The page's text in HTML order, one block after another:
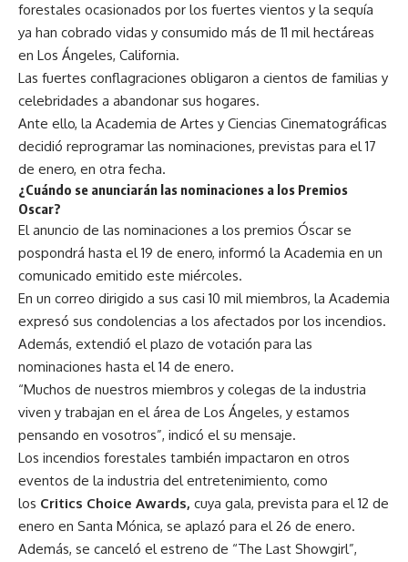
forestales ocasionados por los fuertes vientos y la sequía
ya han cobrado vidas y consumido más de 11 mil hectáreas
en Los Ángeles, California.
Las fuertes conflagraciones obligaron a cientos de familias y
celebridades a abandonar sus hogares.
Ante ello, la Academia de Artes y Ciencias Cinematográficas
decidió reprogramar las nominaciones, previstas para el 17
de enero, en otra fecha.
¿Cuándo se anunciarán las nominaciones a los Premios
Oscar?
El anuncio de las nominaciones a los premios Óscar se
pospondrá hasta el 19 de enero, informó la Academia en un
comunicado emitido este miércoles.
En un correo dirigido a sus casi 10 mil miembros, la Academia
expresó sus condolencias a los afectados por los incendios.
Además, extendió el plazo de votación para las
nominaciones hasta el 14 de enero.
“Muchos de nuestros miembros y colegas de la industria
viven y trabajan en el área de Los Ángeles, y estamos
pensando en vosotros”, indicó el su mensaje.
Los incendios forestales también impactaron en otros
eventos de la industria del entretenimiento, como
los Critics Choice Awards, cuya gala, prevista para el 12 de
enero en Santa Mónica, se aplazó para el 26 de enero.
Además, se canceló el estreno de “The Last Showgirl”,